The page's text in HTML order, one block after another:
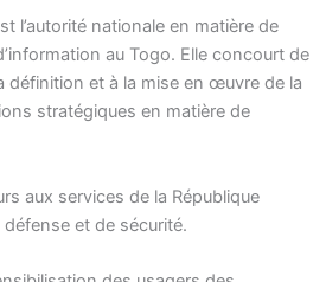
l’autorité nationale en matière de
au Togo. Elle concourt de
définition et à la mise en œuvre de la
stratégiques en matière de
aux services de la République
et de sécurité.